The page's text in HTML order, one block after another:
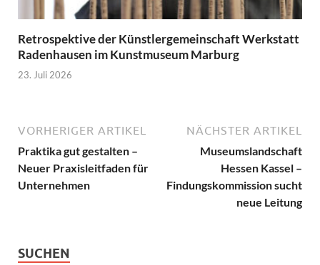
Retrospektive der Künstlergemeinschaft Werkstatt
Radenhausen im Kunstmuseum Marburg
23. Juli 2026
VORHERIGER ARTIKEL
Praktika gut gestalten –
Neuer Praxisleitfaden für
Unternehmen
NÄCHSTER ARTIKEL
Museumslandschaft
Hessen Kassel –
Findungskommission sucht
neue Leitung
SUCHEN